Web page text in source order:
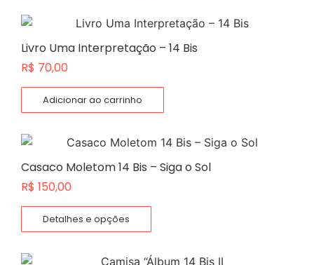
Livro Uma Interpretação – 14 Bis
R$ 70,00
Adicionar ao carrinho
Casaco Moletom 14 Bis – Siga o Sol
R$ 150,00
Detalhes e opções